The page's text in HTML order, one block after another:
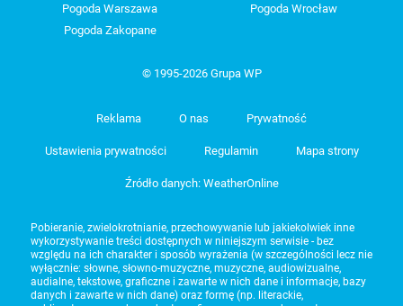
Pogoda Warszawa
Pogoda Wrocław
Pogoda Zakopane
© 1995-2026 Grupa WP
Reklama O nas Prywatność
Ustawienia prywatności Regulamin Mapa strony
Źródło danych: WeatherOnline
Pobieranie, zwielokrotnianie, przechowywanie lub jakiekolwiek inne
wykorzystywanie treści dostępnych w niniejszym serwisie - bez
względu na ich charakter i sposób wyrażenia (w szczególności lecz nie
wyłącznie: słowne, słowno-muzyczne, muzyczne, audiowizualne,
audialne, tekstowe, graficzne i zawarte w nich dane i informacje, bazy
danych i zawarte w nich dane) oraz formę (np. literackie,